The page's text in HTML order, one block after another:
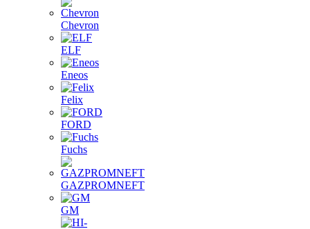
Chevron
ELF
Eneos
Felix
FORD
Fuchs
GAZPROMNEFT
GM